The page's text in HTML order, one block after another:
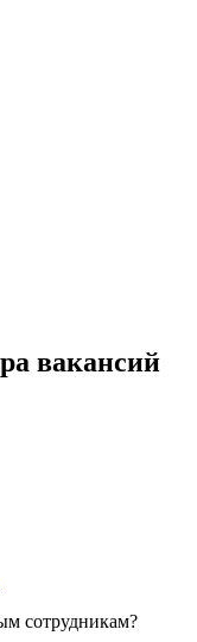
вакансий
сотрудникам?